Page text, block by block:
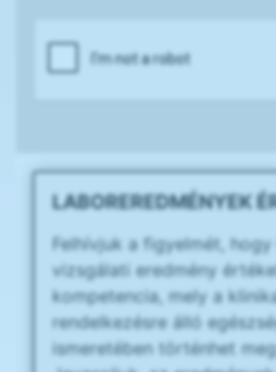
LABOREREDMÉNYEK
Felhívjuk a figyelmét,
vizsgálati eredmény
kompetencia, mely a
rendelkezésre álló
ismeretében történhet